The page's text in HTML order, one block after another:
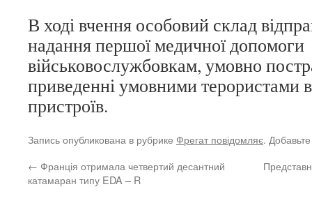
В ході вчення особовий склад
надання першої медичної допомоги
військовослужбовкам, умовно
приведенні умовними терористами
пристроїв.
Запись опубликована в рубрике Фрегат повідомляє.
← Франція отримала четвертий десантний
катамаран типу EDA – R